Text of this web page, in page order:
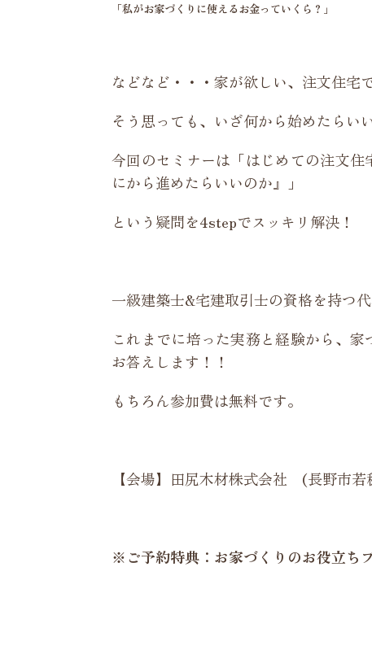
「私がお家づくりに使えるお金っていくら？」
などなど・・・家が欲しい、注文住宅
そう思っても、いざ何から始めたらい
今回のセミナーは「はじめての注文
にから進めたらいいのか』」
という疑問を4stepでスッキリ解決！
一級建築士&宅建取引士の資格を持つ
これまでに培った実務と経験から、
お答えします！！
もちろん参加費は無料です。
【会場】田尻木材株式会社 (長野市
※ご予約特典：お家づくりのお役立ち